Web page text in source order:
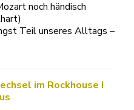
noch händisch
Teil unseres Alltags –
im Rockhouse I